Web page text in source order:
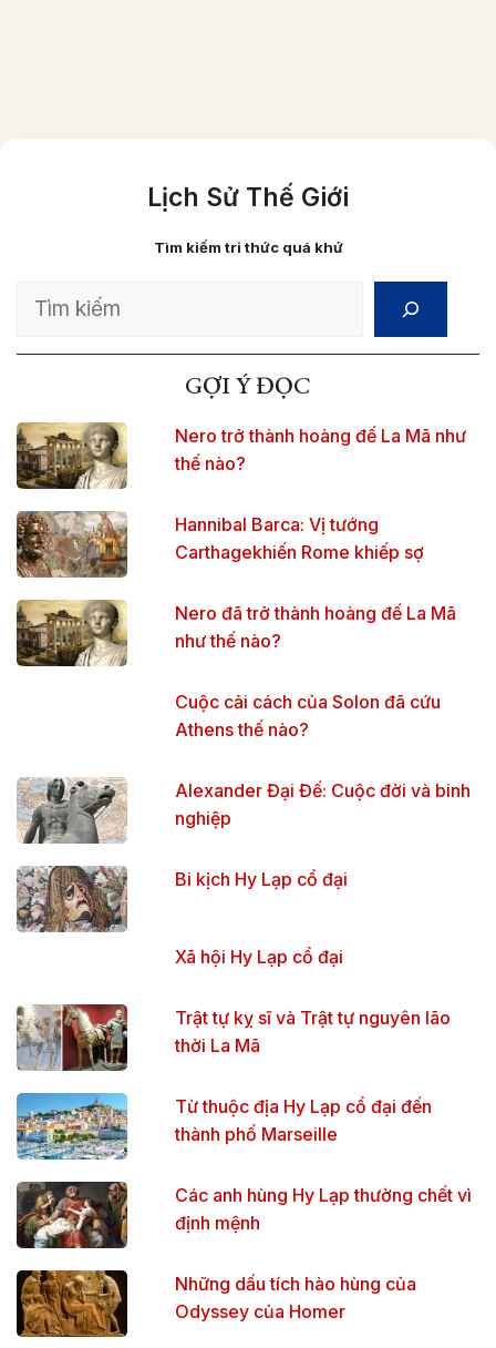
Lịch Sử Thế Giới
Tìm kiếm tri thức quá khứ
Search
GỢI Ý ĐỌC
Nero trở thành hoàng đế La Mã như
thế nào?
Hannibal Barca: Vị tướng
Carthagekhiến Rome khiếp sợ
Nero đã trở thành hoàng đế La Mã
như thế nào?
Cuộc cải cách của Solon đã cứu
Athens thế nào?
Alexander Đại Đế: Cuộc đời và binh
nghiệp
Bi kịch Hy Lạp cổ đại
Xã hội Hy Lạp cổ đại
Trật tự kỵ sĩ và Trật tự nguyên lão
thời La Mã
Từ thuộc địa Hy Lạp cổ đại đến
thành phố Marseille
Các anh hùng Hy Lạp thường chết vì
định mệnh
Những dấu tích hào hùng của
Odyssey của Homer